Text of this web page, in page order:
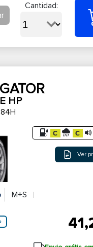
Cantidad:
HP
Ver
M+S